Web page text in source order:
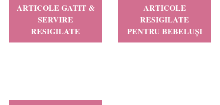
ARTICOLE GATIT &
SERVIRE
RESIGILATE
ARTICOLE
RESIGILATE
PENTRU BEBELUȘI